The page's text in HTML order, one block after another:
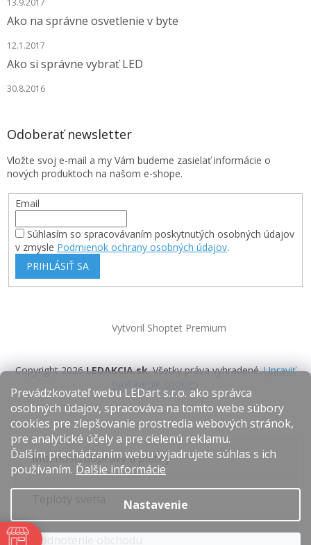
Prevádzkovateľ webu LEDart s.r.o. ako správca
osobných údajov, spracováva na tomto webe súbory
cookies pre zlepšovanie prostredia webových stránok,
pre analytické účely a pre cielenú reklamu.
Ďalším prechádzaním webu vyjadrujete súhlas s ich
používaním. Ďalšie informácie
Nastavenie
Ako na správne osvetlenie v byte
12.1.2017
Ako si správne vybrať LED
30.8.2016
Odoberať newsletter
Vložte svoj e-mail a my Vám budeme zasielať informácie o
nových produktoch na našom e-shope.
Email
Súhlasím so spracovávaním poskytnutých osobných údajov
v zmysle Podmienok ochrany osobných údajov.
PRIHLÁSIŤ SA
Vytvoril Shoptet Premium
Copyright 2026LEDAKCIA.sk. Všetky práva vyhradené.Upraviť
Možnosti dopravy a platby
Hodnotenie obchodu